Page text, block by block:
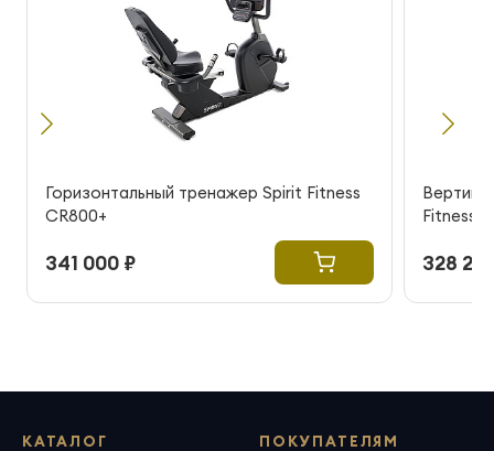
Горизонтальный тренажер Spirit Fitness
CR800+
341 000 ₽
Fitness
328
КАТАЛОГ ПОКУПАТЕЛЯМ